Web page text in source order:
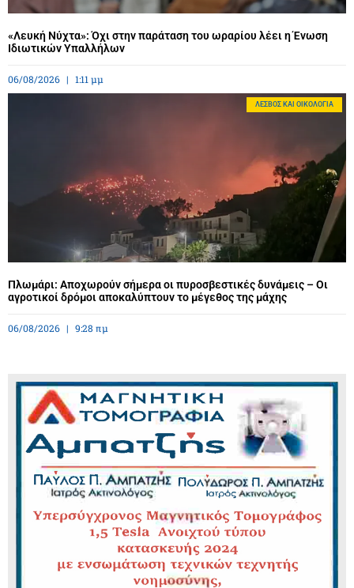
«Λευκή Νύχτα»: Όχι στην παράταση του ωραρίου λέει η Ένωση
Ιδιωτικών Υπαλλήλων
06/08/2026 1:11 μμ
ΛΈΣΒΟΣ ΚΑΙ ΟΙΚΟΛΟΓΊΑ
Πλωμάρι: Αποχωρούν σήμερα οι πυροσβεστικές δυνάμεις – Οι
αγροτικοί δρόμοι αποκαλύπτουν το μέγεθος της μάχης
06/08/2026 9:28 πμ